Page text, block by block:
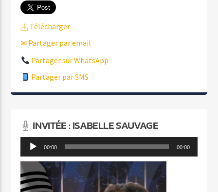
Télécharger
✉ Partager par email
Partager sur WhatsApp
Partager par SMS
INVITÉE : ISABELLE SAUVAGE
Lecteur
audio
00:00 00:00